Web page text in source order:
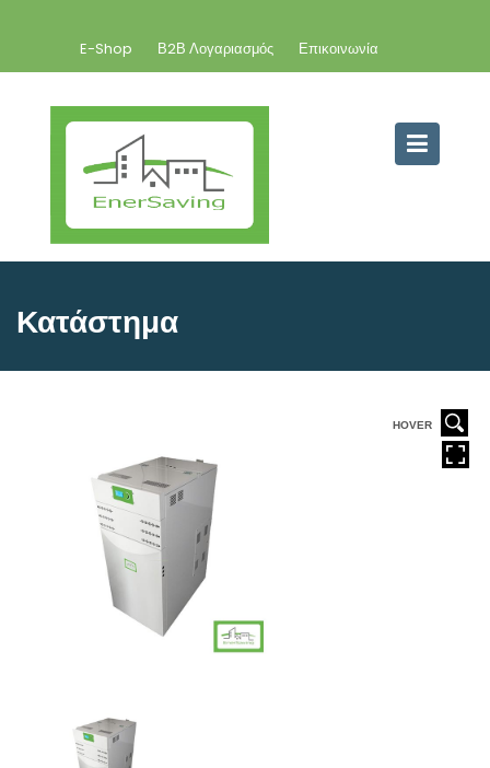
E-Shop Β2Β Λογαριασμός Επικοινωνία
Κατάστημα
HOVER